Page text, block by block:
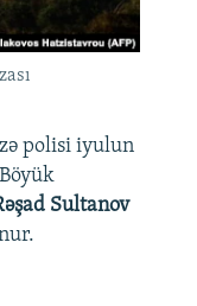
polisi iyulun
Sultanov